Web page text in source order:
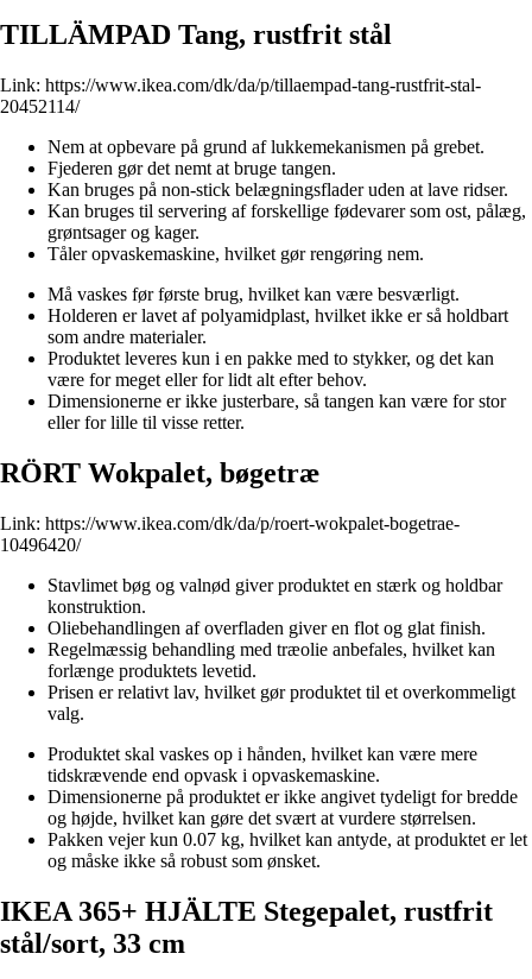
TILLÄMPAD Tang, rustfrit stål
Link: https://www.ikea.com/dk/da/p/tillaempad-tang-rustfrit-stal-
20452114/
Nem at opbevare på grund af lukkemekanismen på grebet.
Fjederen gør det nemt at bruge tangen.
Kan bruges på non-stick belægningsflader uden at lave ridser.
Kan bruges til servering af forskellige fødevarer som ost, pålæg,
grøntsager og kager.
Tåler opvaskemaskine, hvilket gør rengøring nem.
Må vaskes før første brug, hvilket kan være besværligt.
Holderen er lavet af polyamidplast, hvilket ikke er så holdbart
som andre materialer.
Produktet leveres kun i en pakke med to stykker, og det kan
være for meget eller for lidt alt efter behov.
Dimensionerne er ikke justerbare, så tangen kan være for stor
eller for lille til visse retter.
RÖRT Wokpalet, bøgetræ
Link: https://www.ikea.com/dk/da/p/roert-wokpalet-bogetrae-
10496420/
Stavlimet bøg og valnød giver produktet en stærk og holdbar
konstruktion.
Oliebehandlingen af overfladen giver en flot og glat finish.
Regelmæssig behandling med træolie anbefales, hvilket kan
forlænge produktets levetid.
Prisen er relativt lav, hvilket gør produktet til et overkommeligt
valg.
Produktet skal vaskes op i hånden, hvilket kan være mere
tidskrævende end opvask i opvaskemaskine.
Dimensionerne på produktet er ikke angivet tydeligt for bredde
og højde, hvilket kan gøre det svært at vurdere størrelsen.
Pakken vejer kun 0.07 kg, hvilket kan antyde, at produktet er let
og måske ikke så robust som ønsket.
IKEA 365+ HJÄLTE Stegepalet, rustfrit
stål/sort, 33 cm